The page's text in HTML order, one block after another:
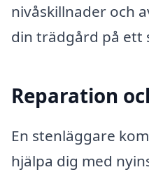
nivåskillnader och
din trädgård på ett
Reparation
En stenläggare
hjälpa dig med